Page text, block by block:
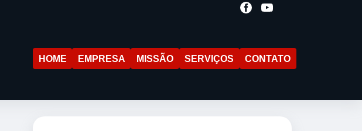
HOME EMPRESA MISSÃO SERVIÇOS CONTATO